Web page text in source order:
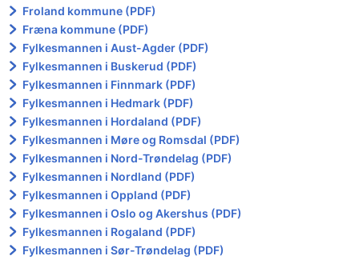
Froland kommune (PDF)
Fræna kommune (PDF)
Fylkesmannen i Aust-Agder (PDF)
Fylkesmannen i Buskerud (PDF)
Fylkesmannen i Finnmark (PDF)
Fylkesmannen i Hedmark (PDF)
Fylkesmannen i Hordaland (PDF)
Fylkesmannen i Møre og Romsdal (PDF)
Fylkesmannen i Nord-Trøndelag (PDF)
Fylkesmannen i Nordland (PDF)
Fylkesmannen i Oppland (PDF)
Fylkesmannen i Oslo og Akershus (PDF)
Fylkesmannen i Rogaland (PDF)
Fylkesmannen i Sør-Trøndelag (PDF)